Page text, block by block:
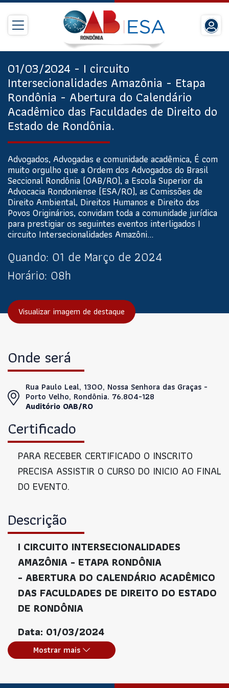
01/03/2024 - I circuito
Intersecionalidades Amazônia - Etapa
Rondônia - Abertura do Calendário
Acadêmico das Faculdades de Direito do
Estado de Rondônia.
Advogados, Advogadas e comunidade acadêmica, É com
muito orgulho que a Ordem dos Advogados do Brasil
Seccional Rondônia (OAB/RO), a Escola Superior da
Advocacia Rondoniense (ESA/RO), as Comissões de
Direito Ambiental, Direitos Humanos e Direito dos
Povos Originários, convidam toda a comunidade jurídica
para prestigiar os seguintes eventos interligados I
circuito Intersecionalidades Amazôni...
Quando: 01 de Março de 2024
Horário: 08h
Visualizar imagem de destaque
Onde será
Rua Paulo Leal, 1300, Nossa Senhora das Graças -
Porto Velho, Rondônia. 76.804-128
Auditório OAB/RO
Certificado
PARA RECEBER CERTIFICADO O INSCRITO
PRECISA ASSISTIR O CURSO DO INICIO AO FINAL
DO EVENTO.
Descrição
I CIRCUITO INTERSECIONALIDADES
AMAZÔNIA - ETAPA RONDÔNIA
- ABERTURA DO CALENDÁRIO ACADÊMICO
DAS FACULDADES DE DIREITO DO ESTADO
DE RONDÔNIA
Data: 01/03/2024
Mostrar mais